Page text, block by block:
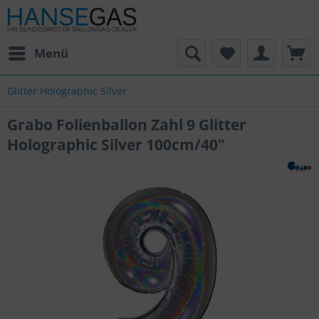
Menü
Glitter Holographic Silver
Grabo Folienballon Zahl 9 Glitter
Holographic Silver 100cm/40"